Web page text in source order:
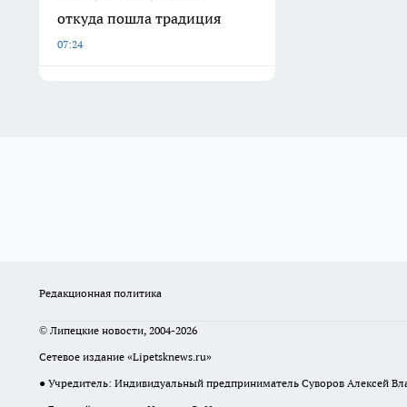
откуда пошла традиция
07:24
Редакционная политика
© Липецкие новости, 2004-2026
Сетевое издание «Lipetsknews.ru»
● Учредитель: Индивидуальный предприниматель Суворов Алексей